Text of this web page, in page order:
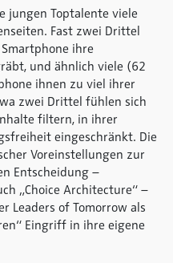
jungen Toptalente viele
Fast zwei Drittel
ihre
und ähnlich viele (62
ihnen zu viel ihrer
zwei Drittel fühlen sich
filtern, in ihrer
eingeschränkt. Die
Voreinstellungen zur
Entscheidung –
„Choice Architecture“ –
Leaders of Tomorrow als
Eingriff in ihre eigene